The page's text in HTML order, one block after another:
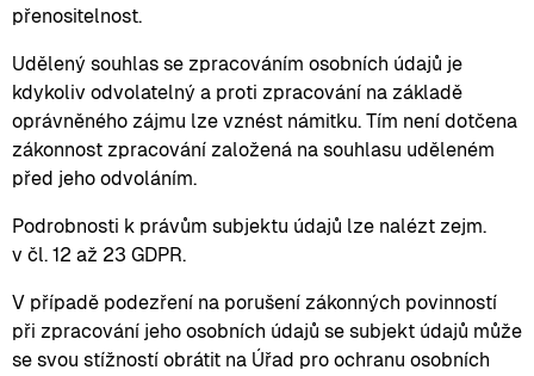
přenositelnost.
Udělený souhlas se zpracováním osobních údajů je
kdykoliv odvolatelný a proti zpracování na základě
oprávněného zájmu lze vznést námitku. Tím není dotčena
zákonnost zpracování založená na souhlasu uděleném
před jeho odvoláním.
Podrobnosti k právům subjektu údajů lze nalézt zejm.
v čl. 12 až 23 GDPR.
V případě podezření na porušení zákonných povinností
při zpracování jeho osobních údajů se subjekt údajů může
se svou stížností obrátit na Úřad pro ochranu osobních